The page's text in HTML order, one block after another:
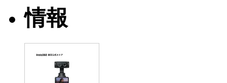
情報